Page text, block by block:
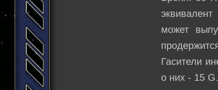
может
Гасители
о них - 15